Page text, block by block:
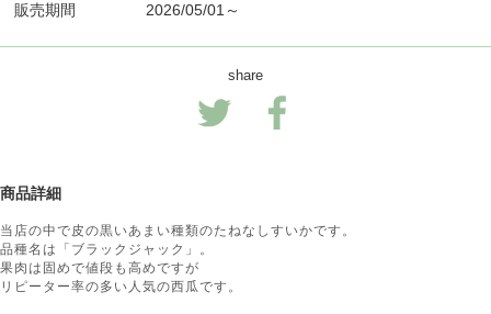
販売期間
2026/05/01～
share
商品詳細
当店の中で皮の黒いあまい種類のたねなしすいかです。
品種名は「ブラックジャック」。
果肉は固めで値段も高めですが
リピーター率の多い人気の西瓜です。